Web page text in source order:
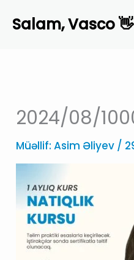
Salam, Vasco 👋
2024/08/
Müəllif:Asim Əliyev /